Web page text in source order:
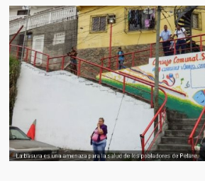
Versos
Cuentos
Videos
Chistes